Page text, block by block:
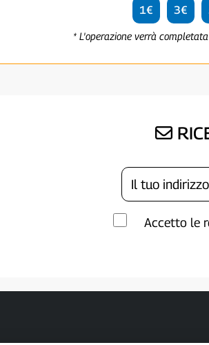
1€ 3€
* L'operazione verrà
Accetto le